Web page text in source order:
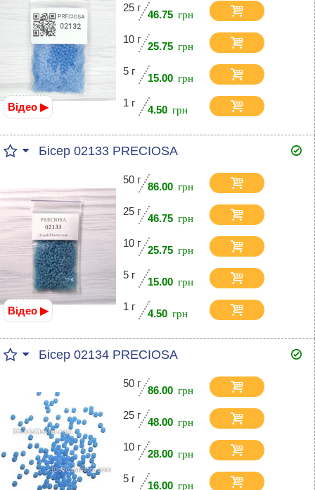
Відео ▶
25 г
46.75
10 г
25.75
5 г
15.00
1 г
4.50
Бісер 02133 PRECIOSA
Відео ▶
50 г
86.00
25 г
46.75
10 г
25.75
5 г
15.00
1 г
4.50
Бісер 02134 PRECIOSA
50 г
86.00
25 г
48.00
10 г
28.00
5 г
16.00